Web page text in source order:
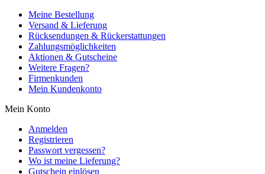
Meine Bestellung
Versand & Lieferung
Rücksendungen & Rückerstattungen
Zahlungsmöglichkeiten
Aktionen & Gutscheine
Weitere Fragen?
Firmenkunden
Mein Kundenkonto
Mein Konto
Anmelden
Registrieren
Passwort vergessen?
Wo ist meine Lieferung?
Gutschein einlösen